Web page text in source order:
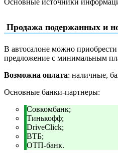
Основные источники
Продажа подержанных и
В автосалоне можно
предложение с минимальным
Возможна оплата: наличные,
Основные банки-партнеры:
Совкомбанк;
Тинькофф;
DriveClick;
ВТБ;
ОТП-банк.